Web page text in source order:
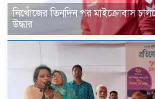
নিখোঁজের তিনদিন পর মাইক্রোবাস
উদ্ধার